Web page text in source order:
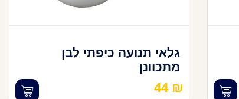
גלאי תנועה כיפתי לבן
מתכוונן
44 ₪